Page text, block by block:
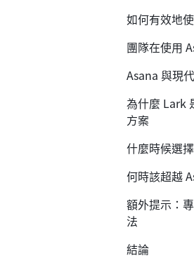
如何有效地
團隊在使用
Asana 與現
為什麼 Lark
方案
什麼時候選
何時該超越
額外提示：
法
結論